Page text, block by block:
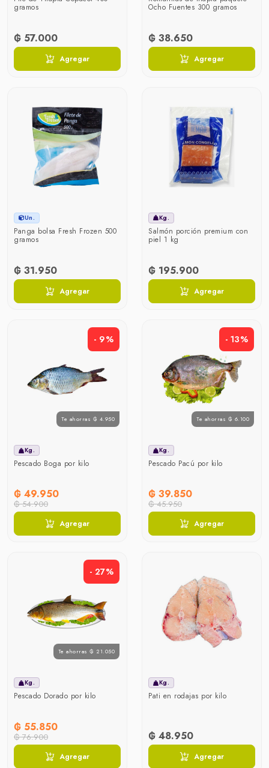
gramos
₲ 57.000
Agregar
Ocho Fuentes 300 gramos
₲ 38.650
Agregar
Un.
Panga bolsa Fresh Frozen 500
gramos
₲ 31.950
Agregar
Kg.
Salmón porción premium con
piel 1 kg
₲ 195.900
Agregar
Te ahorras ₲ 4.950
- 9%
Kg.
Pescado Boga por kilo
₲ 49.950
₲ 54.900
Agregar
Te ahorras ₲ 6.100
- 13%
Kg.
Pescado Pacú por kilo
₲ 39.850
₲ 45.950
Agregar
Te ahorras ₲ 21.050
- 27%
Kg.
Pescado Dorado por kilo
₲ 55.850
₲ 76.900
Agregar
Kg.
Pati en rodajas por kilo
₲ 48.950
Agregar